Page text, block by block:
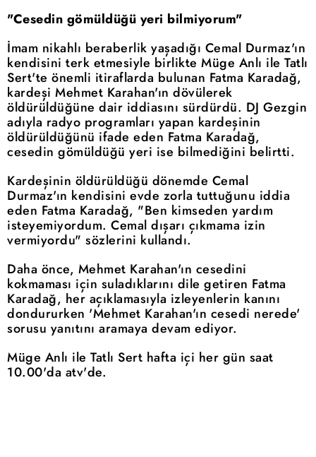
"Cesedin gömüldüğü yeri bilmiyorum"
İmam nikahlı beraberlik yaşadığı Cemal Durmaz'ın
kendisini terk etmesiyle birlikte Müge Anlı ile Tatlı
Sert'te önemli itiraflarda bulunan Fatma Karadağ,
kardeşi Mehmet Karahan'ın dövülerek
öldürüldüğüne dair iddiasını sürdürdü. DJ Gezgin
adıyla radyo programları yapan kardeşinin
öldürüldüğünü ifade eden Fatma Karadağ,
cesedin gömüldüğü yeri ise bilmediğini belirtti.
Kardeşinin öldürüldüğü dönemde Cemal
Durmaz'ın kendisini evde zorla tuttuğunu iddia
eden Fatma Karadağ, "Ben kimseden yardım
isteyemiyordum. Cemal dışarı çıkmama izin
vermiyordu" sözlerini kullandı.
Daha önce, Mehmet Karahan'ın cesedini
kokmaması için suladıklarını dile getiren Fatma
Karadağ, her açıklamasıyla izleyenlerin kanını
dondururken 'Mehmet Karahan'ın cesedi nerede'
sorusu yanıtını aramaya devam ediyor.
Müge Anlı ile Tatlı Sert hafta içi her gün saat
10.00'da atv'de.